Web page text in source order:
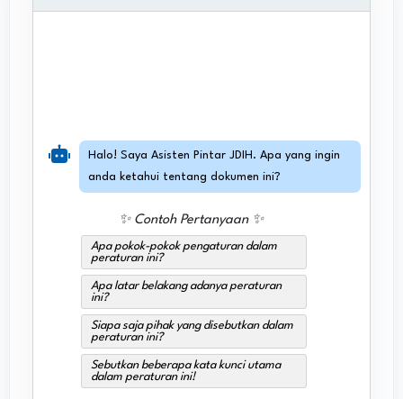
✨ Contoh Pertanyaan ✨
Apa pokok-pokok pengaturan dalam
peraturan ini?
Apa latar belakang adanya peraturan
ini?
Siapa saja pihak yang disebutkan dalam
peraturan ini?
Sebutkan beberapa kata kunci utama
dalam peraturan ini!
Halo! Saya Asisten Pintar JDIH. Apa yang ingin
anda ketahui tentang dokumen ini?